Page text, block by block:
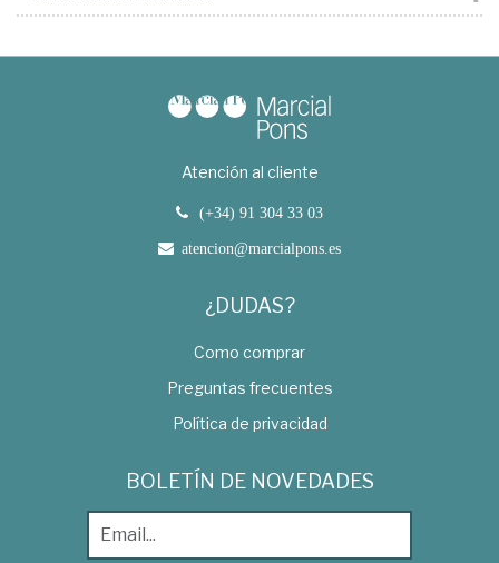
Atención al cliente
(+34) 91 304 33 03
atencion@marcialpons.es
¿DUDAS?
Como comprar
Preguntas frecuentes
Política de privacidad
BOLETÍN DE NOVEDADES